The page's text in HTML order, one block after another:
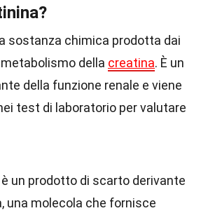
sostanza chimica prodotta dai
della creatina. È un
della funzione renale e viene
test di laboratorio per valutare
un prodotto di scarto derivante
una molecola che fornisce